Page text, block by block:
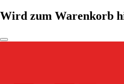
Wird zum Warenkorb